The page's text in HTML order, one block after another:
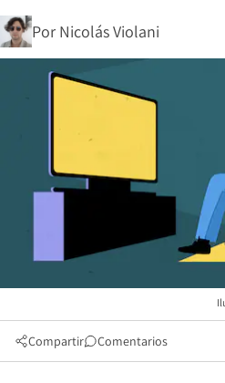
Por Nicolás Violani
Compartir Comentarios